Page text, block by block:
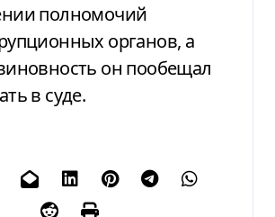
полномочий
органов, а
он пообещал
в суде.